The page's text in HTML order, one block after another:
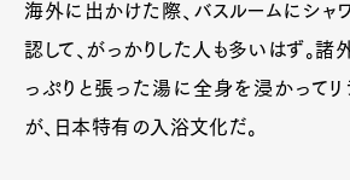
海外に出かけた際、バスルームにシャ
認して、がっかりした人も多いはず。諸
っぷりと張った湯に全身を浸かってリ
が、日本特有の入浴文化だ。